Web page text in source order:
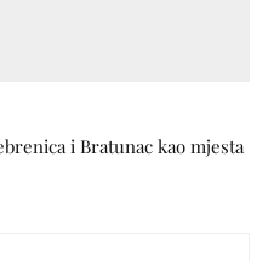
i Bratunac kao mjesta